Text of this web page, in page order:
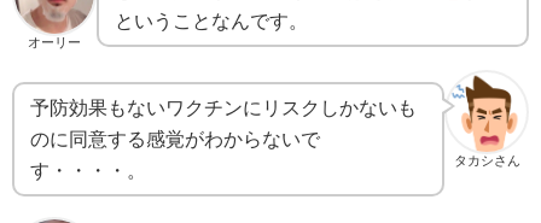
オーリー
ということなんです。
タカシさん
予防効果もないワクチンにリスクしかないも
のに同意する感覚がわからないで
す・・・・。